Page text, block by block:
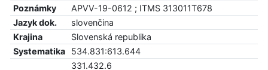
Poznámky
APVV-19-0612 ; ITMS 313011T678
Jazyk dok.
slovenčina
Krajina
Slovenská republika
Systematika
534.831:613.644
331.432.6